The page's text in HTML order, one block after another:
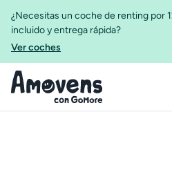
¿Necesitas un coche de renting por
incluido y entrega rápida?
Ver coches